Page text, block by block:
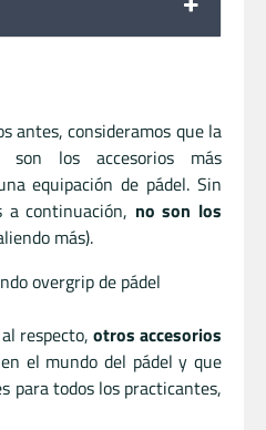
antes, consideramos que la
son los accesorios más
equipación de pádel. Sin
a continuación, no son los
más).
respecto, otros accesorios
el mundo del pádel y que
para todos los practicantes,